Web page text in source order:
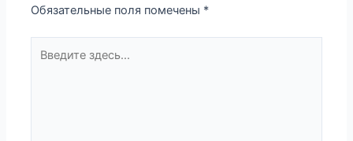
Обязательные поля помечены *
здесь...